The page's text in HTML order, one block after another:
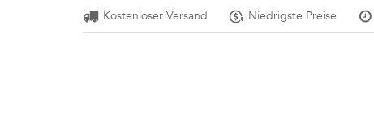
Kostenloser Versand Niedrigste Preise